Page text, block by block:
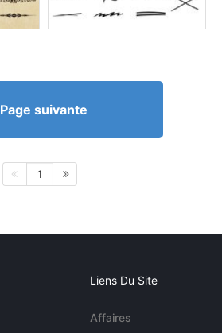
Page suivante
1
Liens Du Site
Affaires